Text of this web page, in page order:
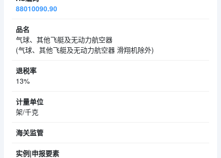
88010090.90
气球、其他飞艇及无动力航空器
(气球、其他飞艇及无动力航空器 滑翔机除外)
13%
架/千克